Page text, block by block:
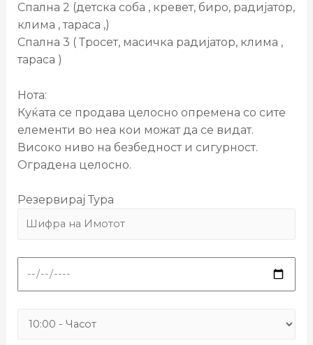
Спална 2 (детска соба , кревет, биро, радијатор,
клима , тараса ,)
Спална 3 ( Тросет, масичка радијатор, клима ,
тараса )
Нота:
Куќата се продава целосно опремена со сите
елементи во неа кои можат да се видат.
Високо ниво на безбедност и сигурност.
Оградена целосно.
Резервирај Тура